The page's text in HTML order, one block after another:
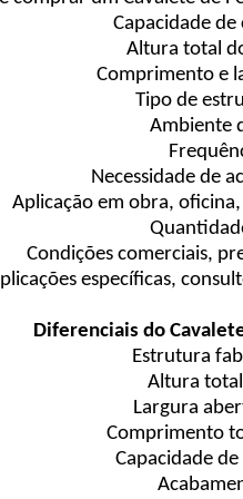
Capacidade de
Altura total
Comprimento e
Tipo de
Ambiente
Necessidade de
Aplicação em obra,
Condições comerciais,
específicas,
Diferenciais do
Estrutura
Altura
Largura
Comprimento
Capacidade